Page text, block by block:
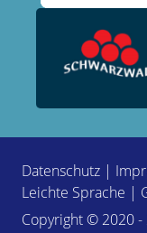
Datenschutz |
Leichte Sprache |
Copyright © 2020